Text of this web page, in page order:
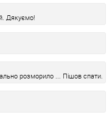
Дякуємо!
розморило ... Пішов спати.